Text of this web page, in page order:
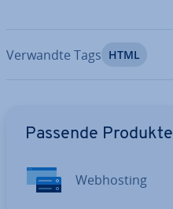
Verwandte Tags HTML
Passende Produkte
Web­hos­ting